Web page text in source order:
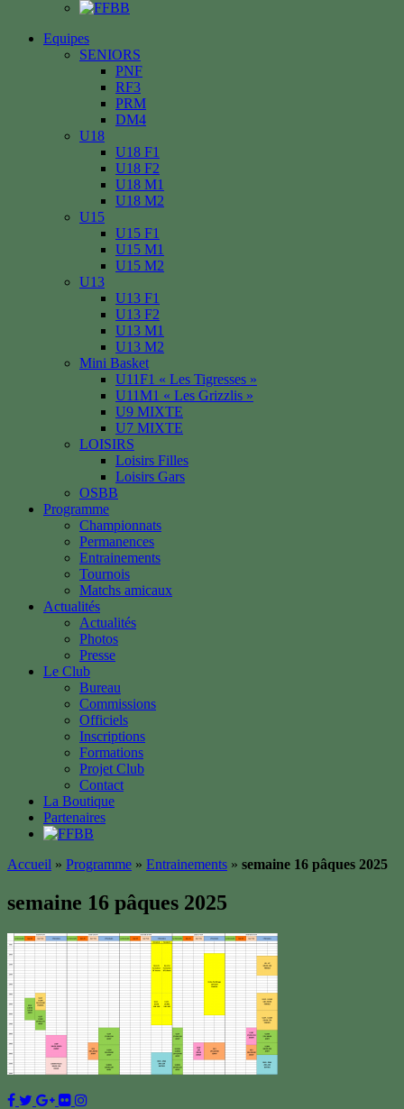
Equipes
SENIORS
PNF
RF3
PRM
DM4
U18
U18 F1
U18 F2
U18 M1
U18 M2
U15
U15 F1
U15 M1
U15 M2
U13
U13 F1
U13 F2
U13 M1
U13 M2
Mini Basket
U11F1 « Les Tigresses »
U11M1 « Les Grizzlis »
U9 MIXTE
U7 MIXTE
LOISIRS
Loisirs Filles
Loisirs Gars
OSBB
Programme
Championnats
Permanences
Entrainements
Tournois
Matchs amicaux
Actualités
Actualités
Photos
Presse
Le Club
Bureau
Commissions
Officiels
Inscriptions
Formations
Projet Club
Contact
La Boutique
Partenaires
Accueil » Programme » Entrainements » semaine 16 pâques 2025
semaine 16 pâques 2025